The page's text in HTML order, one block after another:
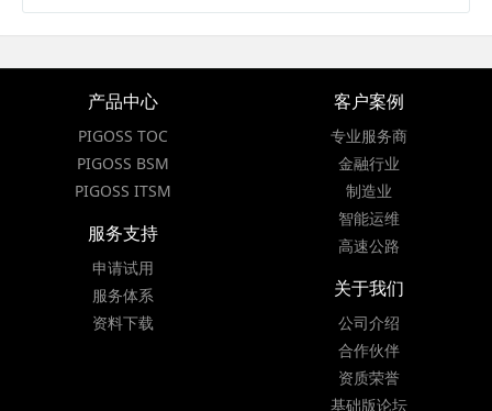
产品中心
PIGOSS TOC
PIGOSS BSM
PIGOSS ITSM
客户案例
专业服务商
金融行业
制造业
智能运维
高速公路
服务支持
申请试用
服务体系
资料下载
关于我们
公司介绍
合作伙伴
资质荣誉
基础版论坛